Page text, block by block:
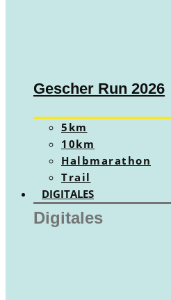
Gescher Run 2026
5km
10km
Halbmarathon
Trail
DIGITALES
Digitales